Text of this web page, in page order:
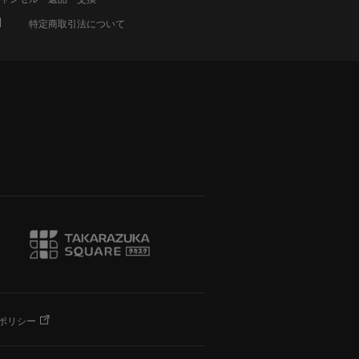
特定商取引法について
リシー